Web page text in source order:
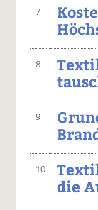
7
8
9
10
die